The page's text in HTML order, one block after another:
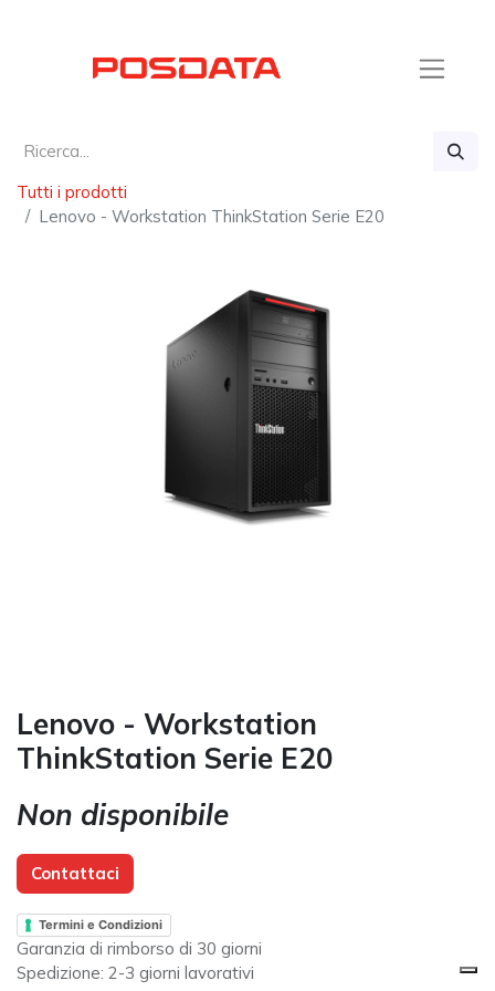
Tutti i prodotti
Lenovo - Workstation ThinkStation Serie E20
Lenovo - Workstation
ThinkStation Serie E20
Non disponibile
Contattaci
Termini e Condizioni
Garanzia di rimborso di 30 giorni
Spedizione: 2-3 giorni lavorativi